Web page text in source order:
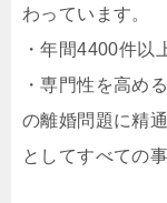
わっています。
・年間4400件以
・専門性を高め
の離婚問題に精
としてすべての